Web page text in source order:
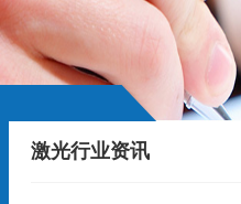
激光行业资讯